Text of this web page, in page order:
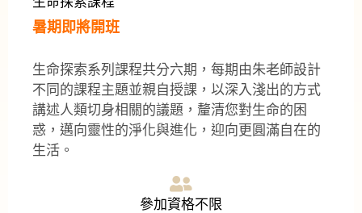
暑期即將開班
生命探索系列課程共分六期，每期由朱老師設計
不同的課程主題並親自授課，以深入淺出的方式
講述人類切身相關的議題，釐清您對生命的困
惑，邁向靈性的淨化與進化，迎向更圓滿自在的
生活。
參加資格不限